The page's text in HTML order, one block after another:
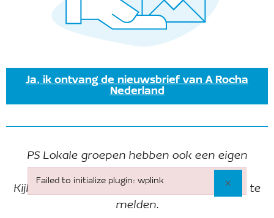
Karakter Clean-up actie; Open voor andere deelnemers
open
Paragraaf
Failed to initialize plugin: wplink ×
Ja, ik ontvang de nieuwsbrief van A Rocha
Nederland
PS Lokale groepen hebben ook een eigen
Kijk op hun eigen pagina om je hiervoor aan te
melden.